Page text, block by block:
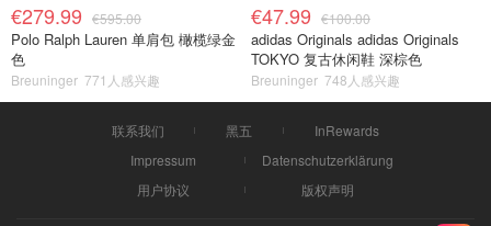
€279.99 €595.00
Polo Ralph Lauren 单肩包 橄榄绿金
色
Breuninger 771人感兴趣
€47.99 €100.00
adidas Originals adidas Originals
TOKYO 复古休闲鞋 深棕色
Breuninger 748人感兴趣
联系我们 黑五
InRewards
Impressum
Datenschutzerklärung
用户协议
版权声明